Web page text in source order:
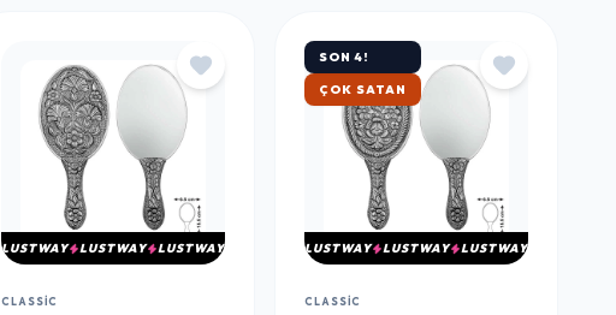
LUSTWAY LUSTWAY LUSTWAY
CLASSIC
SON 4!
ÇOK SATAN
LUSTWAY LUSTWAY LUSTWAY
CLASSIC